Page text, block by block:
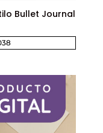
Bullet Journal